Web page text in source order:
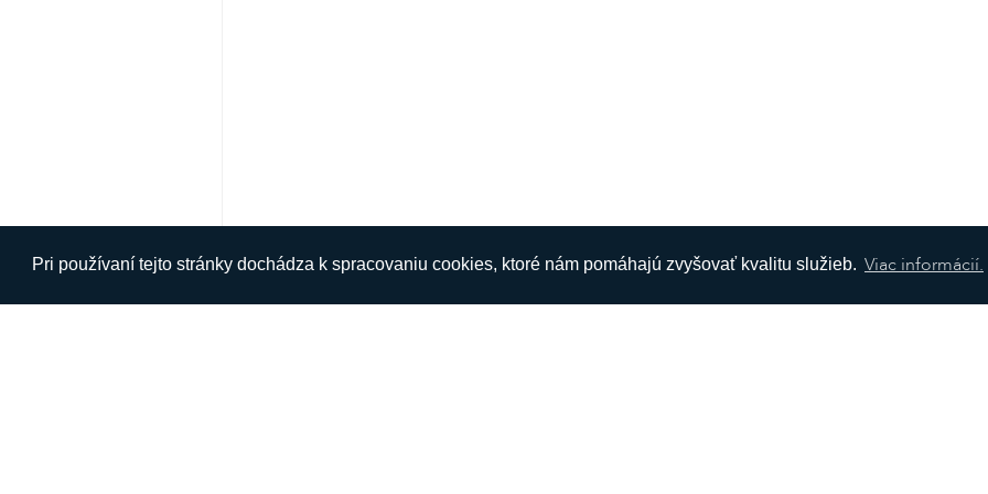
Pri používaní tejto stránky dochádza k spracovaniu cookies, ktoré nám pomáhajú zvyšovať kvalitu služieb. Viac informácií.